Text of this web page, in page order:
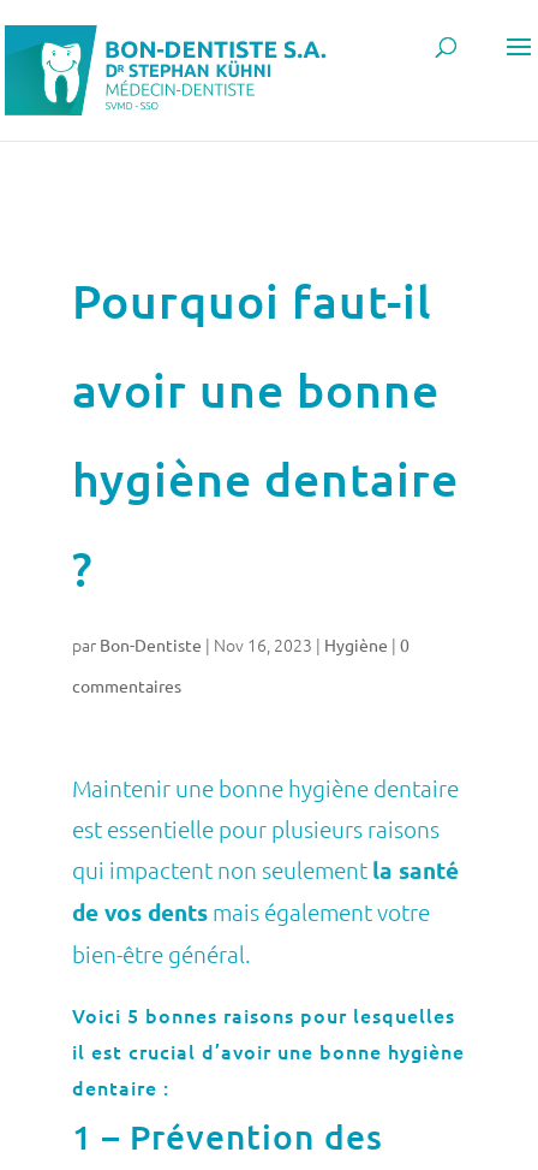
Pourquoi faut-il
avoir une bonne
hygiène dentaire
?
par Bon-Dentiste | Nov 16, 2023 | Hygiène | 0
commentaires
Maintenir une bonne hygiène dentaire
est essentielle pour plusieurs raisons
qui impactent non seulement la santé
de vos dents mais également votre
bien-être général.
Voici 5 bonnes raisons pour lesquelles
il est crucial d’avoir une bonne hygiène
dentaire :
1 – Prévention des